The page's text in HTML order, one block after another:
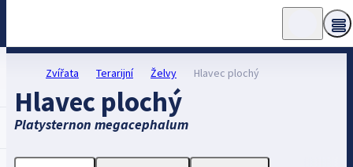
Zvířata Terarijní Želvy Hlavec plochý
Hlavec plochý
Platysternon megacephalum